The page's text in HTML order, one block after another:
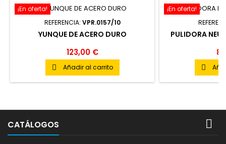
¡En oferta!
REFERENCIA: VPR.0157/10
YUNQUE DE ACERO DURO
123,00 €
 Añadir al carrito
¡En oferta!
PULIDORA

CATÁLOGOS 